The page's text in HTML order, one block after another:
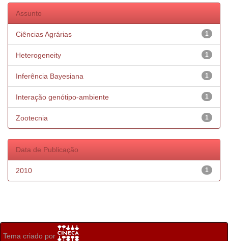
Assunto
1
Ciências Agrárias
1
Heterogeneity
1
Inferência Bayesiana
1
Interação genótipo-ambiente
1
Zootecnia
Data de Publicação
1
2010
Tema criado por